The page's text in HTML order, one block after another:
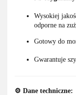
Wysokiej
odporne na
Gotowy do
Gwarantuje
⚙️ Dane techniczne: